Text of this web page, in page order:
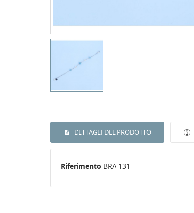
DETTAGLI DEL PRODOTTO
Riferimento BRA 131